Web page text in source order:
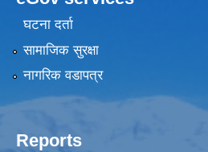
घटना दर्ता
सामाजिक सुरक्षा
नागरिक वडापत्र
Reports